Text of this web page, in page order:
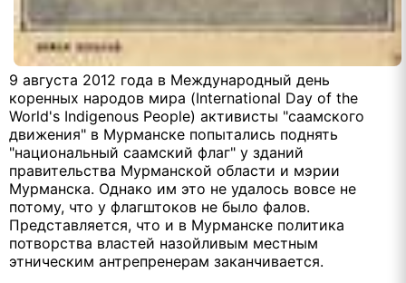
9 августа 2012 года в Международный день
коренных народов мира (International Day of the
World's Indigenous People) активисты "саамского
движения" в Мурманске попытались поднять
"национальный саамский флаг" у зданий
правительства Мурманской области и мэрии
Мурманска. Однако им это не удалось вовсе не
потому, что у флагштоков не было фалов.
Представляется, что и в Мурманске политика
потворства властей назойливым местным
этническим антрепренерам заканчивается.